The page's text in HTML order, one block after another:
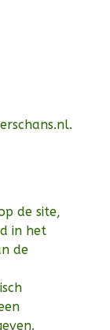
de site,
in het
de